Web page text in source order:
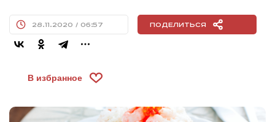
28.11.2020 / 06:57 Поделиться
В избранное